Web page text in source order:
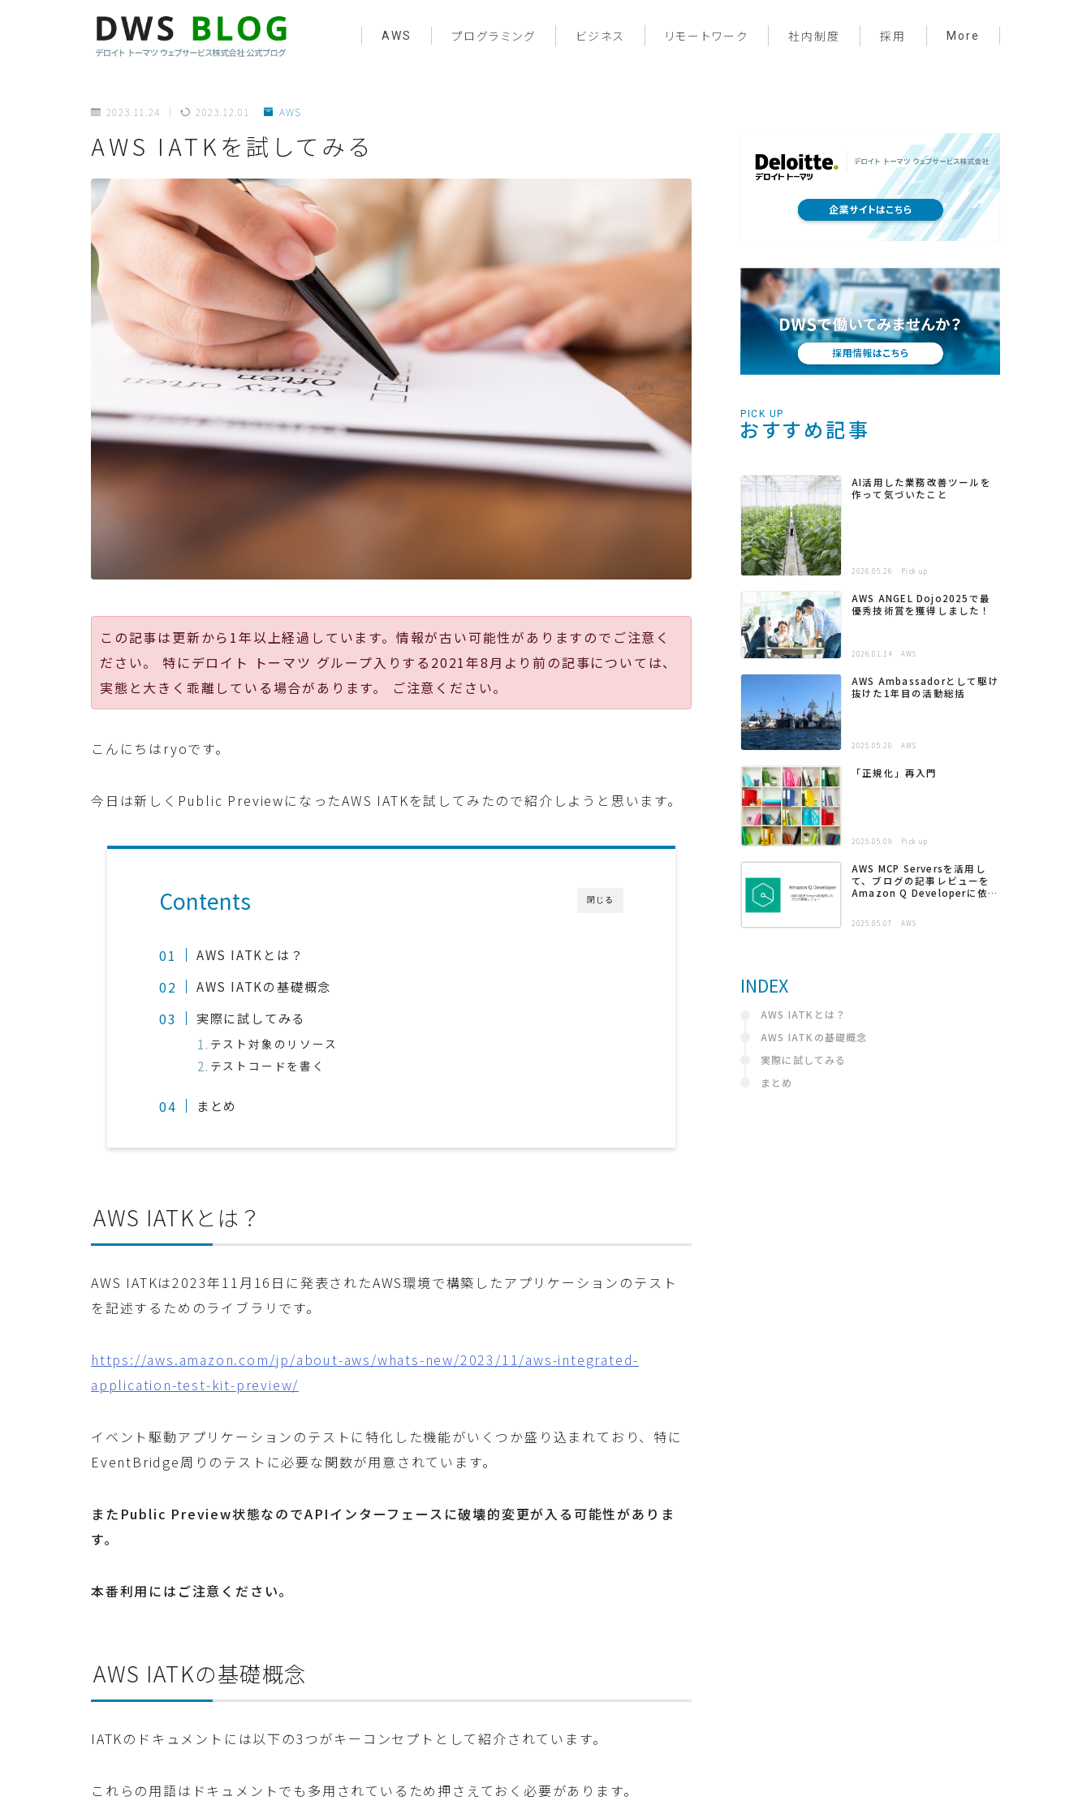
AWS プログラミング ビジネス リモートワーク 社内制度 採用 More
サーバーレス
プライベート
メンバー紹介
2023.11.24 2023.12.01 AWS
AWS IATKを試してみる
この記事は更新から1年以上経過しています。情報が古い可能性がありますのでご注意く
ださい。 特にデロイト トーマツ グループ入りする2021年8月より前の記事については、
実態と大きく乖離している場合があります。 ご注意ください。
こんにちはryoです。
今日は新しくPublic PreviewになったAWS IATKを試してみたので紹介しようと思います。
閉じる
Contents
AWS IATKとは？
AWS IATKの基礎概念
実際に試してみる
テスト対象のリソース
テストコードを書く
まとめ
AWS IATKとは？
AWS IATKは2023年11月16日に発表されたAWS環境で構築したアプリケーションのテスト
を記述するためのライブラリです。
https://aws.amazon.com/jp/about-aws/whats-new/2023/11/aws-integrated-
application-test-kit-preview/
イベント駆動アプリケーションのテストに特化した機能がいくつか盛り込まれており、特に
EventBridge周りのテストに必要な関数が用意されています。
またPublic Preview状態なのでAPIインターフェースに破壊的変更が入る可能性がありま
す。
本番利用にはご注意ください。
AWS IATKの基礎概念
IATKのドキュメントには以下の3つがキーコンセプトとして紹介されています。
これらの用語はドキュメントでも多用されているため押さえておく必要があります。
PICK UP
おすすめ記事
AI活用した業務改善ツールを
作って気づいたこと
2026.05.26 Pick up
AWS ANGEL Dojo2025で最
優秀技術賞を獲得しました！
2026.01.14 AWS
AWS Ambassadorとして駆け
抜けた1年目の活動総括
2025.05.20 AWS
「正規化」再入門
2025.05.09 Pick up
AWS MCP Serversを活用し
て、ブログの記事レビューを
Amazon Q Developerに依頼
2025.05.07 AWS
INDEX
AWS IATKとは？
AWS IATKの基礎概念
実際に試してみる
まとめ